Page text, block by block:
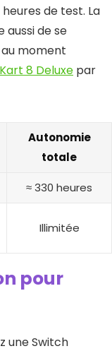
de test. La
de se
moment
8 Deluxe par
Autonomie
totale
≈ 330 heures
Illimitée
pour
une Switch